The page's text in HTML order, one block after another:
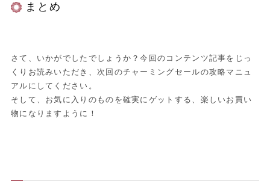
まとめ
さて、いかがでしたでしょうか？今回のコンテンツ記事をじっ
くりお読みいただき、次回のチャーミングセールの攻略マニュ
アルにしてください。
そして、お気に入りのものを確実にゲットする、楽しいお買い
物になりますように！